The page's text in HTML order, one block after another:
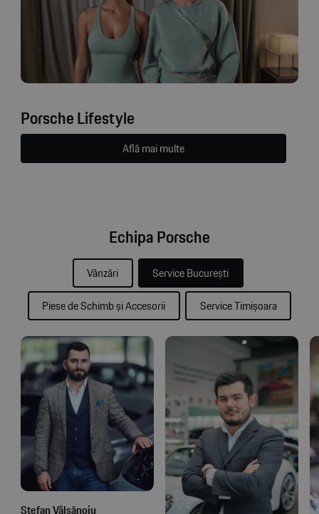
Porsche Lifestyle
Află mai multe
Echipa Porsche
Vânzări
Service București
Piese de Schimb și Accesorii
Service Timișoara
Ștefan Vâlsănoiu